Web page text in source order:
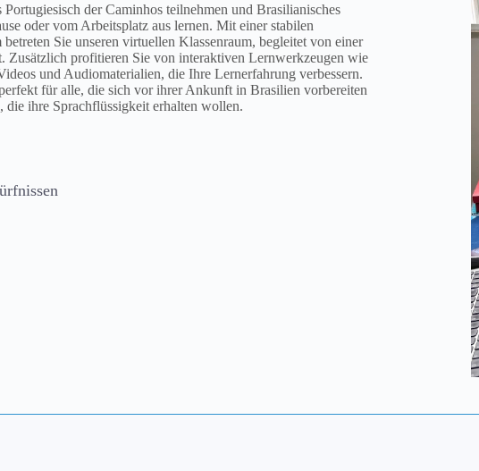
der Caminhos teilnehmen und Brasilianisches
oder vom Arbeitsplatz aus lernen. Mit einer stabilen
Sie unseren virtuellen Klassenraum, begleitet von einer
Zusätzlich profitieren Sie von interaktiven Lernwerkzeugen wie
und Audiomaterialien, die Ihre Lernerfahrung verbessern.
für alle, die sich vor ihrer Ankunft in Brasilien vorbereiten
die ihre Sprachflüssigkeit erhalten wollen.